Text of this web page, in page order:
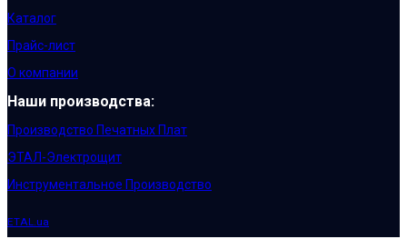
Каталог
Прайс-лист
О компании
Наши производства:
Производство Печатных Плат
ЭТАЛ-Электрощит
Инструментальное Производство
ETAL.ua